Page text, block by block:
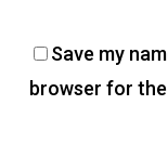
Save my
browser for